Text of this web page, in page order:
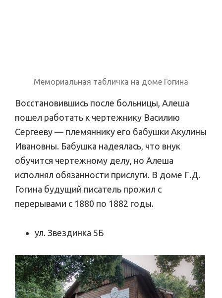
Мемориальная табличка на доме Гогина
Восстановившись после больницы, Алеша
пошел работать к чертежнику Василию
Сергееву — племяннику его бабушки Акулины
Ивановны. Бабушка надеялась, что внук
обучится чертежному делу, но Алеша
исполнял обязанности прислуги. В доме Г.Д.
Гогина будущий писатель прожил с
перерывами с 1880 по 1882 годы.
ул. Звездинка 5Б